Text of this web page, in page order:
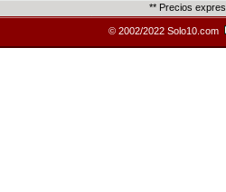
** Precios
© 2002/2022 Solo10.com